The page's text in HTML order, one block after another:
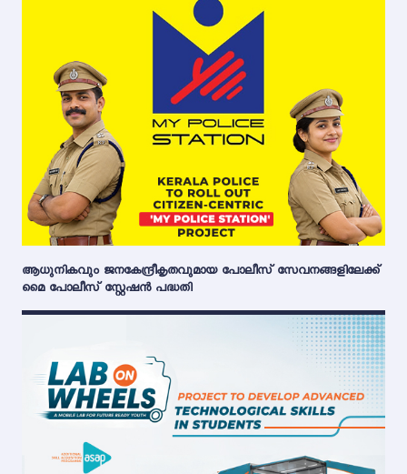
ആധുനികവും ജനകേന്ദ്രീകൃതവുമായ പോലീസ് സേവനങ്ങളിലേക്ക്
മൈ പോലീസ് സ്റ്റേഷൻ പദ്ധതി